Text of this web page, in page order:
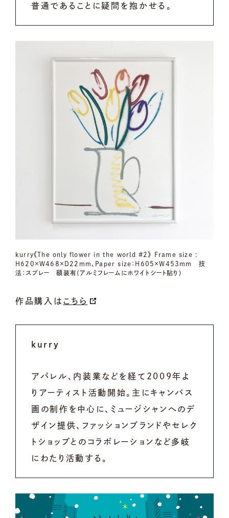
普通であることに疑問を抱かせる。
kurry《The only flower in the world #2》 Frame size :
H620×W468×D22mm、Paper size：H605×W453mm 技
法：スプレー 額装有(アルミフレームにホワイトシート貼り)
作品購入は こちら
kurry
アパレル、内装業などを経て2009年よ
りアーティスト活動開始。 主にキャンバス
画の制作を中心に、ミュージシャンへのデ
ザイン提供、ファッションブランドやセレク
トショップとのコラボレーションなど多岐
にわたり活動する。